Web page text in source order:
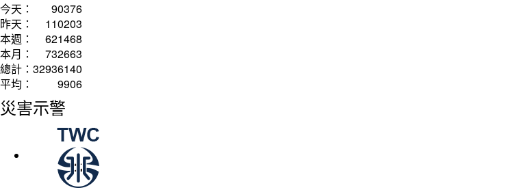
今天：
90376
昨天：
110203
本週：
621468
本月：
732663
總計： 32936140
平均：
9906
災害示警